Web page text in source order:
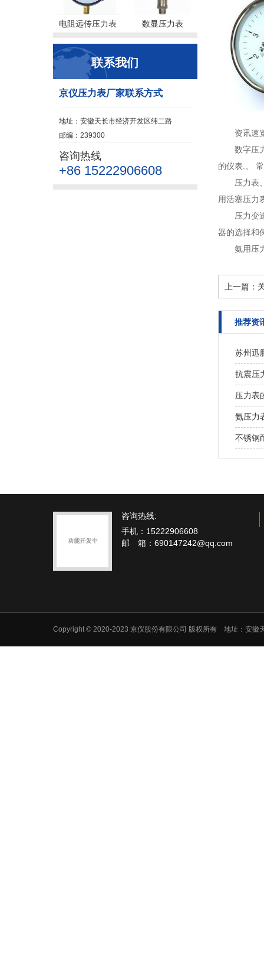
电阻远传压力表 数显压力表
联系我们
京仪压力表厂家联系方式
地址：安徽天长市经济开发区纬二路
邮编：239300
咨询热线
+86 15222906608
资讯速
数字压
的仪表.。
压力表
用活塞压力
压力变
器的选择和
氨用压
上一篇：
推荐资
苏州迅
抗震压
压力表
氨压力
不锈钢
咨询热线:
手机：15222906608
邮 箱：690147242@qq.com
Copyright © 2020-2023 京仪股份有限公司 版权所有 地址：安